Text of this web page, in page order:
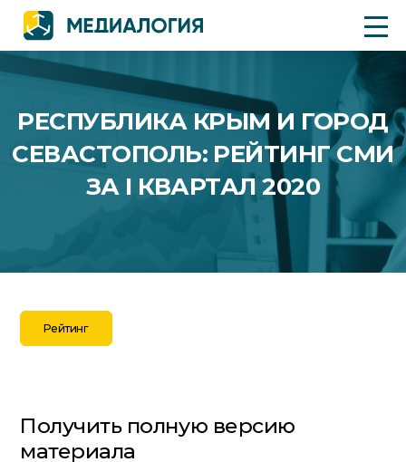
РЕСПУБЛИКА КРЫМ И ГОРОД
СЕВАСТОПОЛЬ: РЕЙТИНГ СМИ
ЗА I КВАРТАЛ 2020
Рейтинг
Получить полную версию
материала